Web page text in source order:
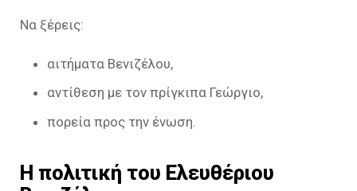
Να ξέρεις:
αιτήματα Βενιζέλου,
αντίθεση με τον πρίγκιπα Γεώργιο,
πορεία προς την ένωση.
Η πολιτική του Ελευθέριου